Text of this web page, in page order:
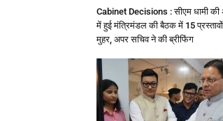
Cabinet Decisions : सीएम धामी की
में हुई मंत्रिमंडल की बैठक में 15
मुहर, अपर सचिव ने की ब्रीफिंग